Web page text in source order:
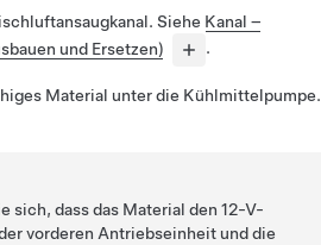
Siehe Kanal –
und Ersetzen)
.
Material unter die Kühlmittelpumpe.
sich, dass das Material den 12-V-
vorderen Antriebseinheit und die